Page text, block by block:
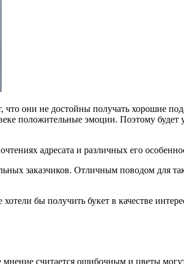
они не достойны получать хорошие
положительные эмоции. Поэтому будет
адресата и различных его
заказчиков. Отличным поводом для
бы получить букет в качестве
считается ошибочным и цветы